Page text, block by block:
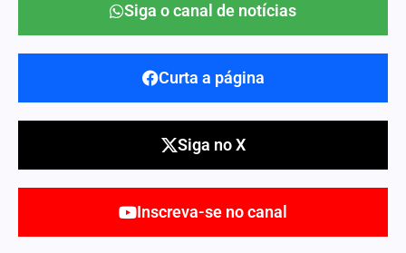
Siga o canal de notícias
Curta a página
Siga no X
Inscreva-se no canal